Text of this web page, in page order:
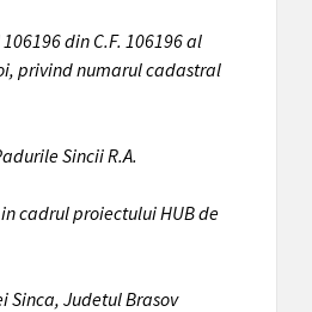
din C.F. 106196 al
privind numarul cadastral
Sincii R.A.
cadrul proiectului HUB de
Judetul Brasov